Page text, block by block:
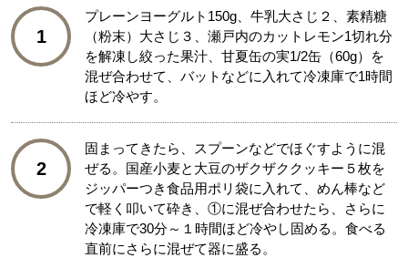
1
プレーンヨーグルト150g、牛乳大さじ２、素精糖
（粉末）大さじ３、瀬戸内のカットレモン1切れ分
を解凍し絞った果汁、甘夏缶の実1/2缶（60g）を
混ぜ合わせて、バットなどに入れて冷凍庫で1時間
ほど冷やす。
2
固まってきたら、スプーンなどでほぐすように混
ぜる。国産小麦と大豆のザクザククッキー５枚を
ジッパーつき食品用ポリ袋に入れて、めん棒など
で軽く叩いて砕き、①に混ぜ合わせたら、さらに
冷凍庫で30分～１時間ほど冷やし固める。食べる
直前にさらに混ぜて器に盛る。